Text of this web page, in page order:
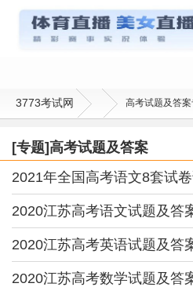
高考试
3773考试网 高考试题及答案
[专题]高考试题及答案
2021年全国高考语文8套试
2020江苏高考语文试题及答
2020江苏高考英语试题及答
2020江苏高考数学试题及答